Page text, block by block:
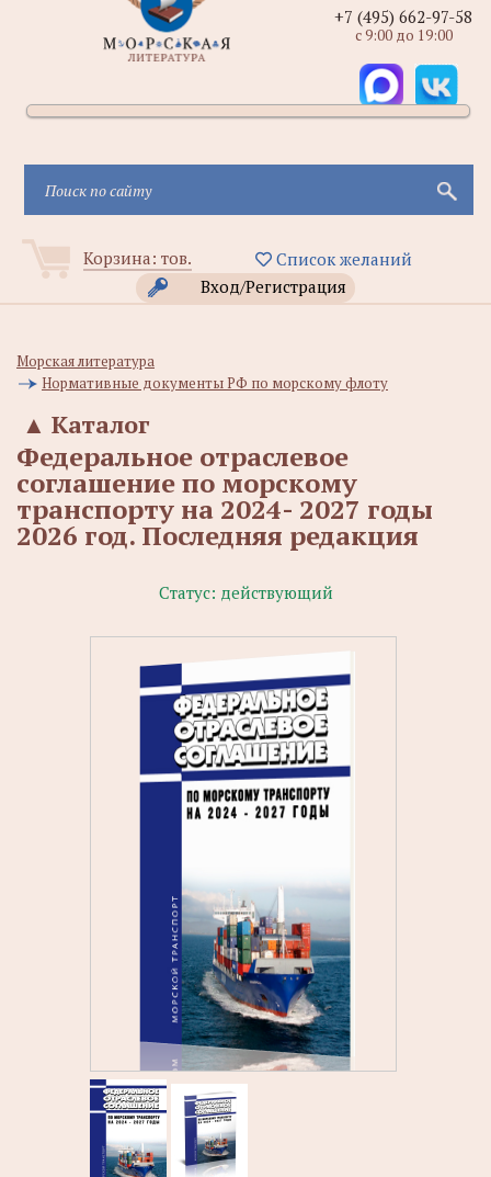
Корзина: тов.
Список желаний
Вход/Регистрация
+7 (495) 662-97-58
с 9:00 до 19:00
Морская литература
Нормативные документы РФ по морскому флоту
Каталог
▲
Федеральное отраслевое
соглашение по морскому
транспорту на 2024- 2027 годы
2026 год. Последняя редакция
Статус: действующий